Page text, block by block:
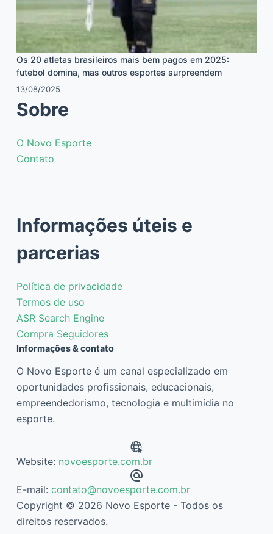
Os 20 atletas brasileiros mais bem pagos em 2025:
futebol domina, mas outros esportes surpreendem
13/08/2025
Sobre
O Novo Esporte
Contato
Informações úteis e
parcerias
Política de privacidade
Termos de uso
ASR Search Engine
Compra Seguidores
Informações & contato
O Novo Esporte é um canal especializado em
oportunidades profissionais, educacionais,
empreendedorismo, tecnologia e multimídia no
esporte.
Website: novoesporte.com.br
E-mail: contato@novoesporte.com.br
Copyright © 2026 Novo Esporte - Todos os
direitos reservados.